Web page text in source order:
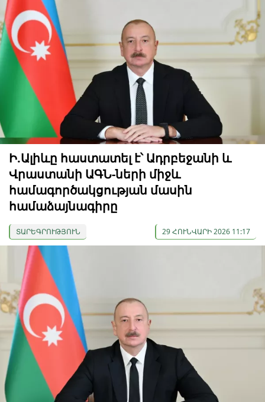
Ի.Ալիևը հաստատել է՝ Ադրբեջանի և
Վրաստանի ԱԳՆ-ների միջև
համագործակցության մասին
համաձայնագիրը
ՏԱՐԵԳՐՈՒԹՅՈՒՆ 29 ՀՈՒՆՎԱՐԻ 2026 11:17